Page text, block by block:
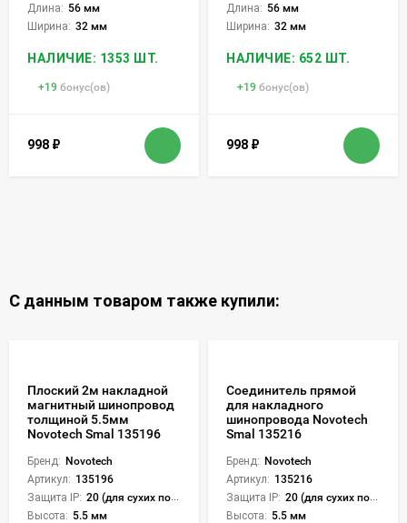
Длина: 56 мм
Ширина: 32 мм
НАЛИЧИЕ: 1353 ШТ.
+19 бонус(ов)
998 ₽
Длина: 56 мм
Ширина: 32 мм
НАЛИЧИЕ: 652 ШТ.
+19 бонус(ов)
998 ₽
С данным товаром также купили:
Плоский 2м накладной
магнитный шинопровод
толщиной 5.5мм
Novotech Smal 135196
Бренд: Novotech
Артикул: 135196
Защита IP: 20 (для сухих пом.)
Высота: 5.5 мм
Соединитель прямой
для накладного
шинопровода Novotech
Smal 135216
Бренд: Novotech
Артикул: 135216
Защита IP: 20 (для сухих пом.)
Высота: 5.5 мм